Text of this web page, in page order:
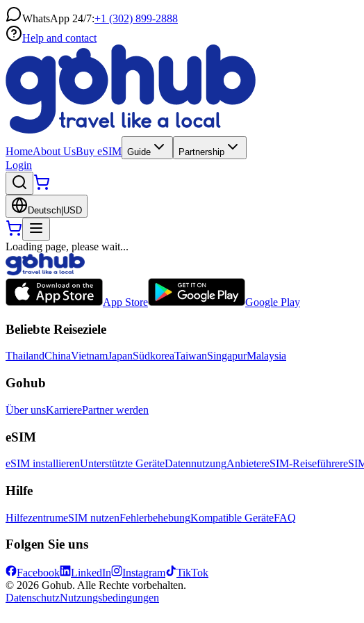
WhatsApp 24/7:+1 (302) 899-2888
Help and contact
HomeAbout UsBuy eSIM Guide Partnership
Login
Deutsch USD
Loading page, please wait...
App Store Google Play
Beliebte Reiseziele
ThailandChinaVietnamJapanSüdkoreaTaiwanSingapurMalaysia
Gohub
Über unsKarrierePartner werden
eSIM
eSIM installierenUnterstützte GeräteDatennutzungAnbietereSIM-Reiseführer
Hilfe
HilfezentrumeSIM nutzenFehlerbehebungKompatible GeräteFAQ
Folgen Sie uns
Facebook LinkedIn Instagram
TikTok
© 2026 Gohub. Alle Rechte vorbehalten.
DatenschutzNutzungsbedingungen